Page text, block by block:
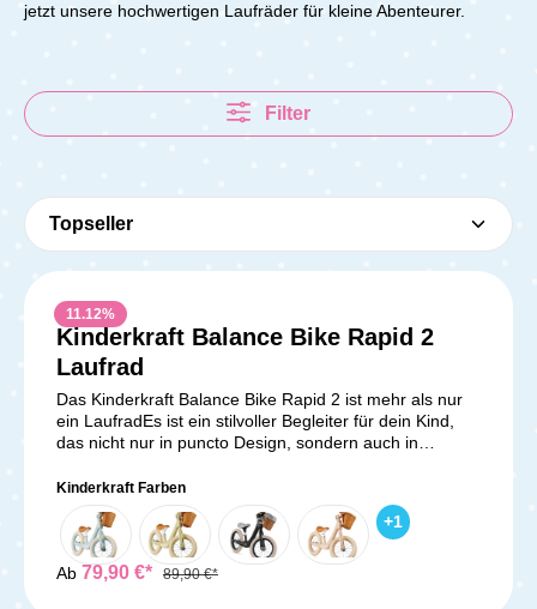
jetzt unsere hochwertigen Laufräder für kleine Abenteurer.
Filter
11.12%
Kinderkraft Balance Bike Rapid 2
Laufrad
Das Kinderkraft Balance Bike Rapid 2 ist mehr als nur
ein LaufradEs ist ein stilvoller Begleiter für dein Kind,
das nicht nur in puncto Design, sondern auch in
den modernen Verbesserungen hebt sich das Rapid 2
von anderen Laufrädern ab und bietet deinem Kind
eine ideale Möglichkeit, das Gleichgewicht zu trainieren
und Selbstvertrauen zu gewinnen, bevor es auf ein
richtiges Fahrrad umsteigt. Ein Laufrad im Retro-Stil –
Kinderkraft Farben
+1
Ab 79,90 €* 89,90 €*